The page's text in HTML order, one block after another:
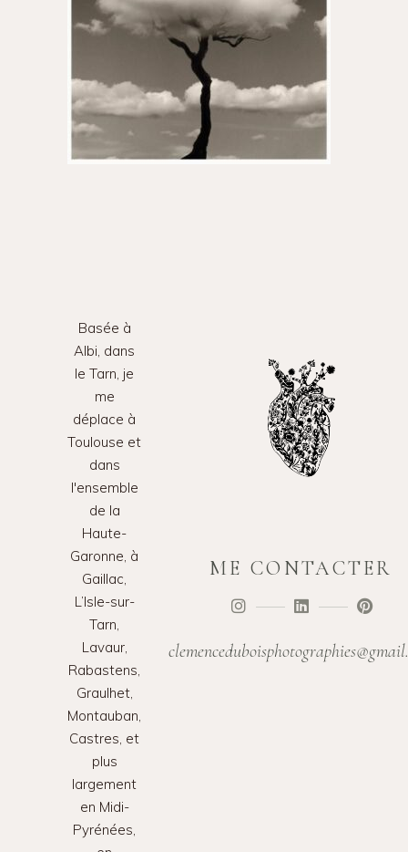
Basée à
Albi, dans
le Tarn, je
me
déplace à
Toulouse et
dans
l'ensemble
de la
Haute-
Garonne, à
Gaillac,
L’Isle-sur-
Tarn,
Lavaur,
Rabastens,
Graulhet,
Montauban,
Castres, et
plus
largement
en Midi-
Pyrénées,
ME CONTACTER